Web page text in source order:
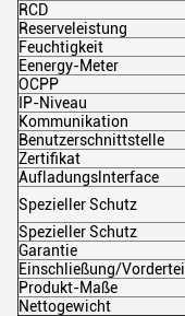
RCD
Reserveleistung
Feuchtigkeit
Eenergy-Meter
OCPP
IP-Niveau
Kommunikation
Benutzerschnittstelle
Zertifikat
Aufladungslnterface
Spezieller Schutz
Spezieller Schutz
Garantie
Einschließung/Vorderteil
Produkt-Maße
Nettogewicht